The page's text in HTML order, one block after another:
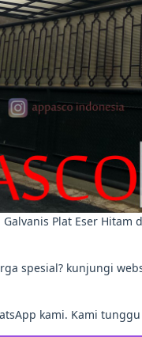
Plat Eser Hitam
spesial? kunjungi
kami. Kami